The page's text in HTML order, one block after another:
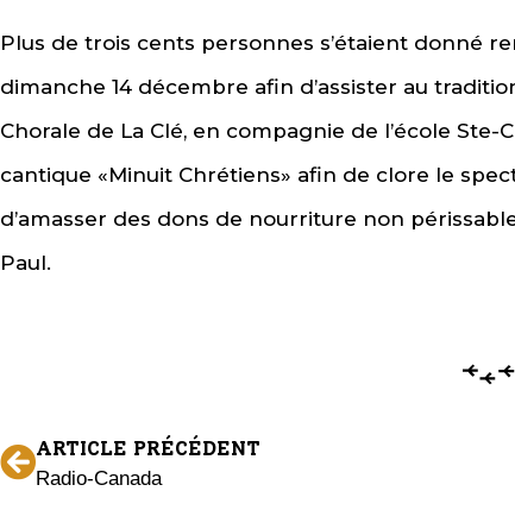
Plus de trois cents personnes s’étaient donné
dimanche 14 décembre afin d’assister au
Chorale de La Clé, en compagnie de l’école
cantique «Minuit Chrétiens» afin de clore le
d’amasser des dons de nourriture non
Paul.
ARTICLE PRÉCÉDENT
Radio-Canada